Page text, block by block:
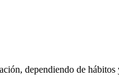
dependiendo de hábitos